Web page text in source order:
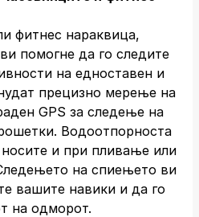
фитнес нараквица,
помогне да го следите
на едноставен и
прецизно мерење на
GPS за следење на
Водоотпорноста
и при пливање или
на спиењето ви
вашите навики и да го
на одморот.